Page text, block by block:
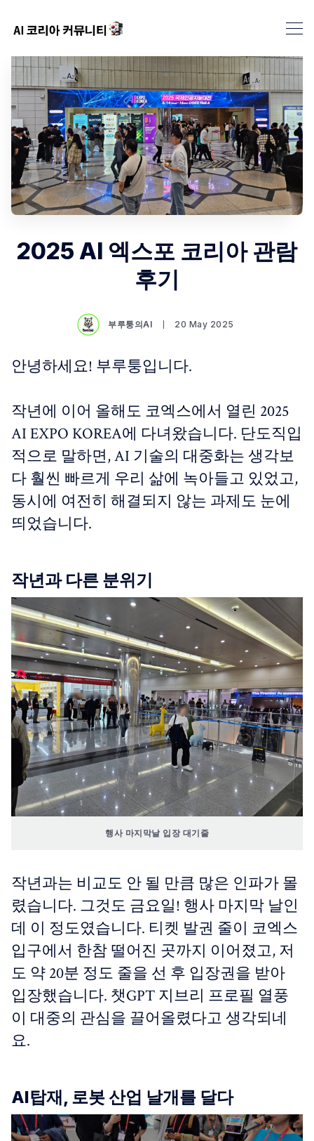
2025 AI 엑스포 코리아 관람
후기
부루퉁의AI 20 May 2025
안녕하세요! 부루퉁입니다.
작년에 이어 올해도 코엑스에서 열린 2025
AI EXPO KOREA에 다녀왔습니다. 단도직입
적으로 말하면, AI 기술의 대중화는 생각보
다 훨씬 빠르게 우리 삶에 녹아들고 있었고,
동시에 여전히 해결되지 않는 과제도 눈에
띄었습니다.
작년과 다른 분위기
행사 마지막날 입장 대기줄
작년과는 비교도 안 될 만큼 많은 인파가 몰
렸습니다. 그것도 금요일! 행사 마지막 날인
데 이 정도였습니다. 티켓 발권 줄이 코엑스
입구에서 한참 떨어진 곳까지 이어졌고, 저
도 약 20분 정도 줄을 선 후 입장권을 받아
입장했습니다. 챗GPT 지브리 프로필 열풍
이 대중의 관심을 끌어올렸다고 생각되네
요.
AI탑재, 로봇 산업 날개를 달다